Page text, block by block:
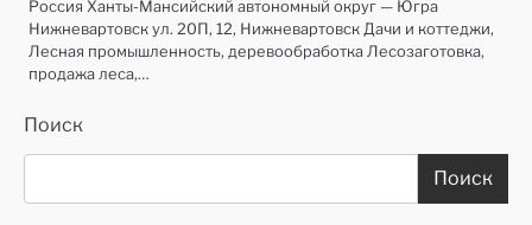
Россия Ханты-Мансийский автономный округ — Югра
Нижневартовск ул. 20П, 12, Нижневартовск Дачи и коттеджи,
Лесная промышленность, деревообработка Лесозаготовка,
продажа леса,…
Поиск
Поиск